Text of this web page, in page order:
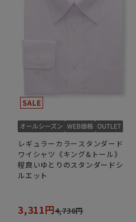
レギュラーカラースタンダード
ワイシャツ《キング&トール》
程良いゆとりのスタンダードシ
ルエット
3,311円4,730円